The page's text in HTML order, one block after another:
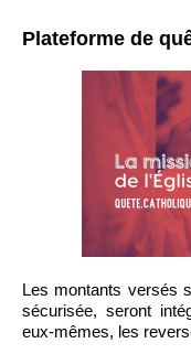
Plateforme de
Les montants versés
sécurisée, seront
eux-mêmes, les